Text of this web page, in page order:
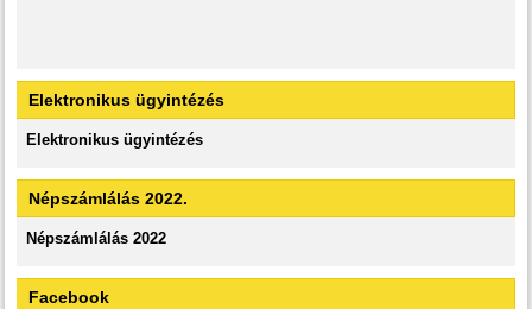
Elektronikus ügyintézés
Elektronikus ügyintézés
Népszámlálás 2022.
Népszámlálás 2022
Facebook